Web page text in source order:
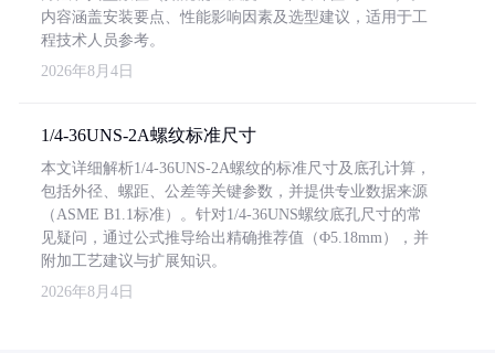
内容涵盖安装要点、性能影响因素及选型建议，适用于工
程技术人员参考。
2026年8月4日
1/4-36UNS-2A螺纹标准尺寸
本文详细解析1/4-36UNS-2A螺纹的标准尺寸及底孔计算，
包括外径、螺距、公差等关键参数，并提供专业数据来源
（ASME B1.1标准）。针对1/4-36UNS螺纹底孔尺寸的常
见疑问，通过公式推导给出精确推荐值（Φ5.18mm），并
附加工艺建议与扩展知识。
2026年8月4日